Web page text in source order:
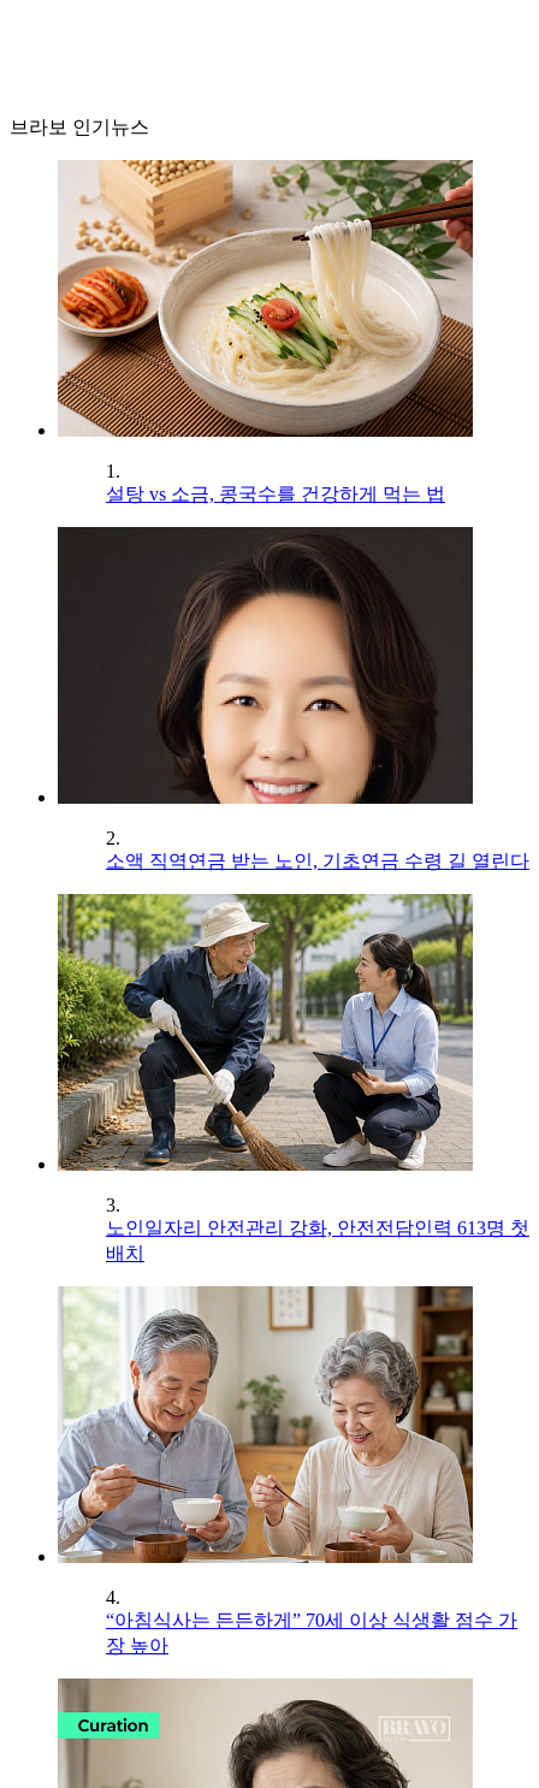
브라보 인기뉴스
1.
설탕 vs 소금, 콩국수를 건강하게 먹는 법
2.
소액 직역연금 받는 노인, 기초연금 수령 길 열린다
3.
노인일자리 안전관리 강화, 안전전담인력 613명 첫
배치
4.
“아침식사는 든든하게” 70세 이상 식생활 점수 가
장 높아